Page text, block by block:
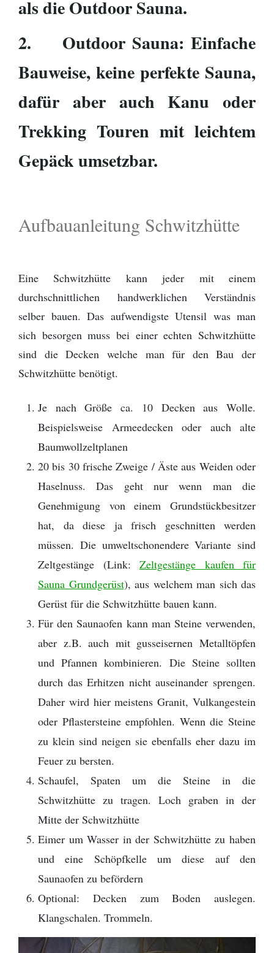
als die Outdoor Sauna.
2. Outdoor Sauna: Einfache
Bauweise, keine perfekte Sauna,
dafür aber auch Kanu oder
Trekking Touren mit leichtem
Gepäck umsetzbar.
Aufbauanleitung Schwitzhütte
Eine Schwitzhütte kann jeder mit einem
durchschnittlichen handwerklichen Verständnis
selber bauen. Das aufwendigste Utensil was man
sich besorgen muss bei einer echten Schwitzhütte
sind die Decken welche man für den Bau der
Schwitzhütte benötigt.
Je nach Größe ca. 10 Decken aus Wolle.
Beispielsweise Armeedecken oder auch alte
Baumwollzeltplanen
20 bis 30 frische Zweige / Äste aus Weiden oder
Haselnuss. Das geht nur wenn man die
Genehmigung von einem Grundstückbesitzer
hat, da diese ja frisch geschnitten werden
müssen. Die umweltschonendere Variante sind
Zeltgestänge (Link: Zeltgestänge kaufen für
Sauna Grundgerüst), aus welchem man sich das
Gerüst für die Schwitzhütte bauen kann.
Für den Saunaofen kann man Steine verwenden,
aber z.B. auch mit gusseisernen Metalltöpfen
und Pfannen kombinieren. Die Steine sollten
durch das Erhitzen nicht auseinander sprengen.
Daher wird hier meistens Granit, Vulkangestein
oder Pflastersteine empfohlen. Wenn die Steine
zu klein sind neigen sie ebenfalls eher dazu im
Feuer zu bersten.
Schaufel, Spaten um die Steine in die
Schwitzhütte zu tragen. Loch graben in der
Mitte der Schwitzhütte
Eimer um Wasser in der Schwitzhütte zu haben
und eine Schöpfkelle um diese auf den
Saunaofen zu befördern
Optional: Decken zum Boden auslegen.
Klangschalen. Trommeln.